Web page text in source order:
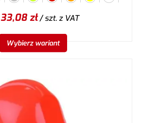
33,08zł/ szt.z VAT
Wybierz wariant